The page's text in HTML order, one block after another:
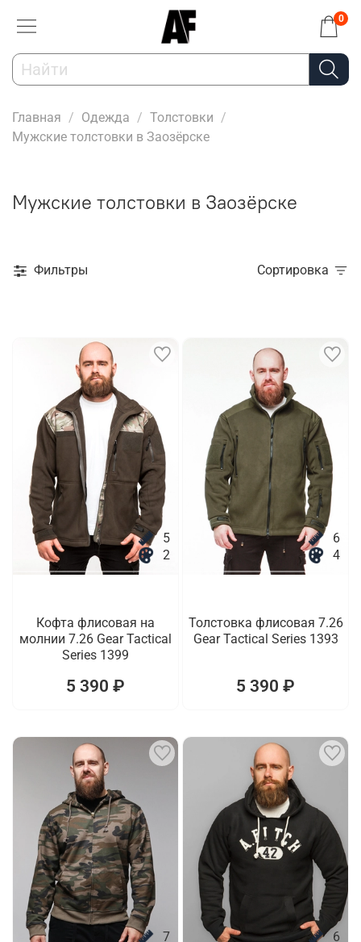
0
Главная Одежда
Толстовки
Мужские толстовки в Заозёрске
Мужские толстовки в Заозёрске
Фильтры Сортировка
5
2
Кофта флисовая на
молнии 7.26 Gear Tactical
Series 1399
5 390 ₽
6
4
Толстовка флисовая 7.26
Gear Tactical Series 1393
5 390 ₽
7
6